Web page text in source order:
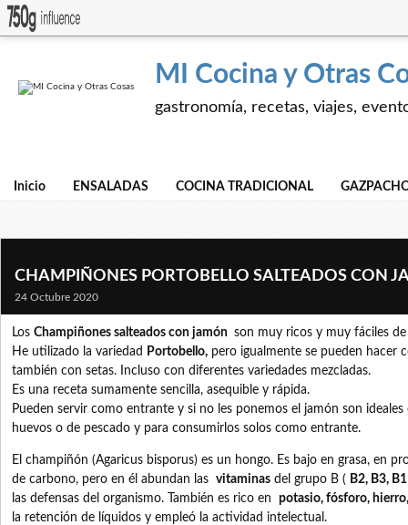
MI Cocina y Otras
gastronomía, recetas, viajes,
Inicio ENSALADAS COCINA TRADICIONAL
CHAMPIÑONES PORTOBELLO SALTEADOS CON
24 Octubre 2020
Los Champiñones salteados con jamón son muy ricos y muy fáciles de
He utilizado la variedad
Portobello, pero igualmente se pueden hacer
también con setas.
Incluso con diferentes variedades mezcladas.
Es una receta sumamente sencilla, asequible y rápida.
Pueden servir como entrante y si no les ponemos el jamón son
huevos o de pescado y para consumirlos solos como entrante.
El champiñón (Agaricus bisporus) es un hongo. Es bajo en grasa, en
de carbono, pero en él abundan las vitaminas del grupo B ( B2, B3, B1
las defensas del organismo.
También es rico en
potasio, fósforo,
la retención de líquidos y empleó la actividad intelectual.